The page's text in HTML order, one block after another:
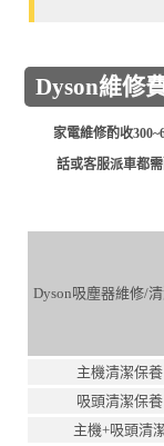
Dyson維修
家電維修酌收
話或客服派車都
Dyson吸塵器維修/
主機清潔保養
吸頭清潔保養
主機+吸頭清